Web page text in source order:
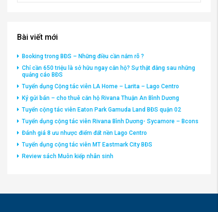
Bài viết mới
Booking trong BĐS – Những điều cần nắm rõ ?
Chỉ cần 650 triệu là sở hữu ngay căn hộ? Sự thật đằng sau những
quảng cáo BĐS
Tuyển dụng Cộng tác viên LA Home – Larita – Lago Centro
Ký gửi bán – cho thuê căn hộ Rivana Thuận An Bình Dương
Tuyển cộng tác viên Eaton Park Gamuda Land BĐS quận 02
Tuyển dụng cộng tác viên Rivana Bình Dương- Sycamore – Bcons
Đánh giá 8 ưu nhược điểm đất nền Lago Centro
Tuyển dụng cộng tác viên MT Eastmark City BĐS
Review sách Muôn kiếp nhân sinh